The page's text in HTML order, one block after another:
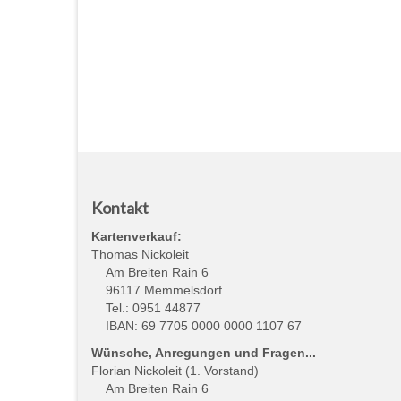
Kontakt
Kartenverkauf:
Thomas Nickoleit
Am Breiten Rain 6
96117 Memmelsdorf
Tel.: 0951 44877
IBAN: 69 7705 0000 0000 1107 67
Wünsche, Anregungen und Fragen...
Florian Nickoleit (1. Vorstand)
Am Breiten Rain 6